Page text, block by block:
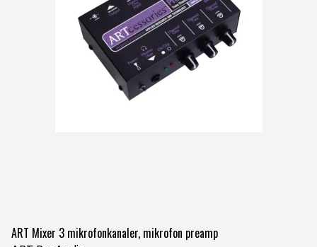
ART Mixer 3 mikrofonkanaler, mikrofon preamp